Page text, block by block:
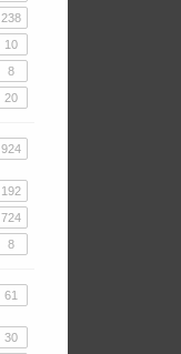
238
10
8
20
924
192
724
8
61
30